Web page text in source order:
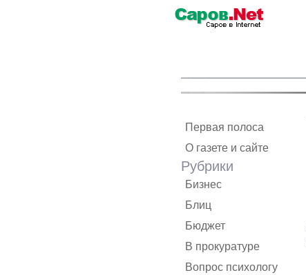
Первая полоса
О газете и сайте
Рубрики
Бизнес
Блиц
Бюджет
В прокуратуре
Вопрос психологу